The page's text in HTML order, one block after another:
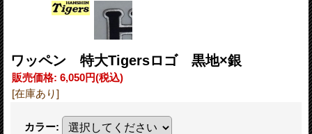
ワッペン 特大Tigersロゴ 黒地×銀
販売価格: 6,050円(税込)
[在庫あり]
カラー: